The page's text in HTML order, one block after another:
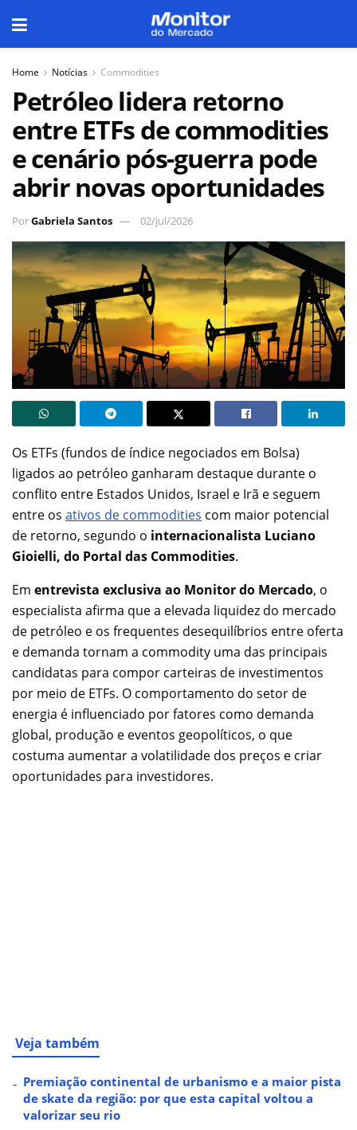
Home Notícias Commodities
Petróleo lidera retorno
entre ETFs de commodities
e cenário pós-guerra pode
abrir novas oportunidades
PorGabriela Santos 02/jul/2026
Os ETFs (fundos de índice negociados em Bolsa)
ligados ao petróleo ganharam destaque durante o
conflito entre Estados Unidos, Israel e Irã e seguem
entre os ativos de commodities com maior potencial
de retorno, segundo o internacionalista Luciano
Gioielli, do Portal das Commodities.
Em entrevista exclusiva ao Monitor do Mercado, o
especialista afirma que a elevada liquidez do mercado
de petróleo e os frequentes desequilíbrios entre oferta
e demanda tornam a commodity uma das principais
candidatas para compor carteiras de investimentos
por meio de ETFs. O comportamento do setor de
energia é influenciado por fatores como demanda
global, produção e eventos geopolíticos, o que
costuma aumentar a volatilidade dos preços e criar
oportunidades para investidores.
Veja também
Premiação continental de urbanismo e a maior pista
de skate da região: por que esta capital voltou a
valorizar seu rio